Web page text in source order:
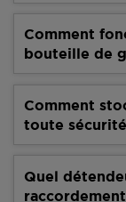
Comment
bouteille de
Comment
toute
Quel